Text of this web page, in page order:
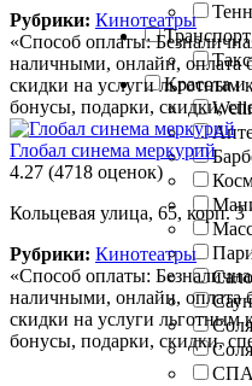
Транспорт
Красота и
Рубрики: Кинотеатры
«Способ оплаты:
наличными, онлайн, оплата
скидки на услуги
бонусы, подарки, скидки,
Глобал синема меркурий
4.27 (4718 оценок)
Кольцевая улица, 65, корп. 3
Рубрики: Кинотеатры
«Способ оплаты:
наличными, онлайн, оплата
скидки на услуги
бонусы, подарки, скидки,